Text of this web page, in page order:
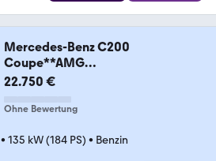
Mercedes-Benz C200
Coupe**AMG
LINE**NIGHT**PANO**KAMERA**
22.750 €
Ohne Bewertung
• 135 kW (184 PS) • Benzin